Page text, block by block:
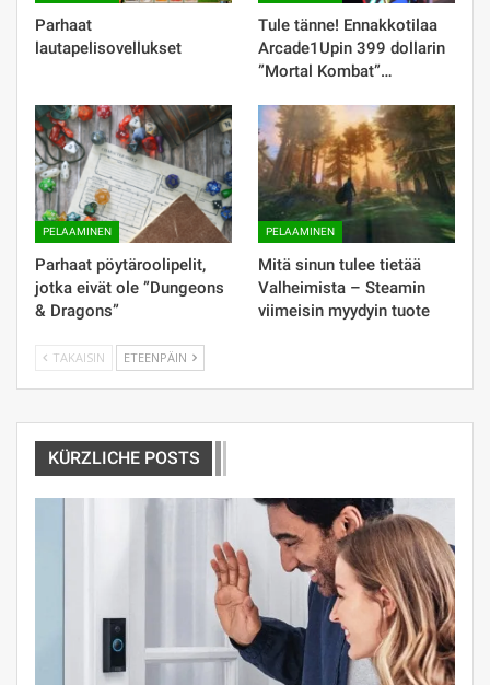
Parhaat
lautapelisovellukset
Tule tänne! Ennakkotilaa
Arcade1Upin 399 dollarin
”Mortal Kombat”…
PELAAMINEN
Parhaat pöytäroolipelit,
jotka eivät ole ”Dungeons
& Dragons”
PELAAMINEN
Mitä sinun tulee tietää
Valheimista – Steamin
viimeisin myydyin tuote
TAKAISIN ETEENPÄIN
KÜRZLICHE POSTS